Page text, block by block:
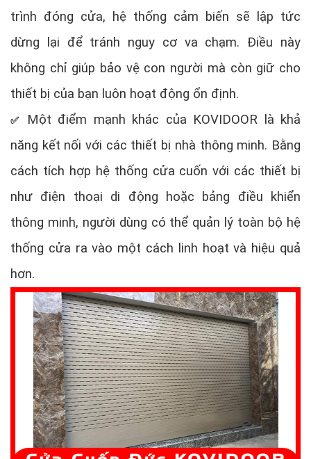
trình đóng cửa, hệ thống cảm biến sẽ lập tức
dừng lại để tránh nguy cơ va chạm. Điều này
không chỉ giúp bảo vệ con người mà còn giữ cho
thiết bị của bạn luôn hoạt động ổn định.
✅
Một điểm mạnh khác của KOVIDOOR là khả
năng kết nối với các thiết bị nhà thông minh. Bằng
cách tích hợp hệ thống cửa cuốn với các thiết bị
như điện thoại di động hoặc bảng điều khiển
thông minh, người dùng có thể quản lý toàn bộ hệ
thống cửa ra vào một cách linh hoạt và hiệu quả
hơn.